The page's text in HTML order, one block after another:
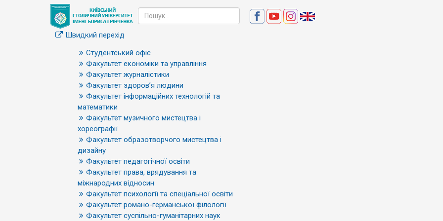
Швидкий перехід
Студентський офіс
Факультет економіки та управління
Факультет журналістики
Факультет здоров’я людини
Факультет інформаційних технологій та
математики
Факультет музичного мистецтва і
хореографії
Факультет образотворчого мистецтва і
дизайну
Факультет педагогічної освіти
Факультет права, врядування та
міжнародних відносин
Факультет психології та спеціальної освіти
Факультет романо-германської філології
Факультет суспільно-гуманітарних наук